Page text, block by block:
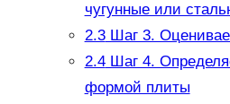
чугунные или
2.3Шаг 3.
2.4Шаг 4.
формой плиты